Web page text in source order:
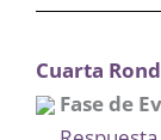
Cuarta
Fase de